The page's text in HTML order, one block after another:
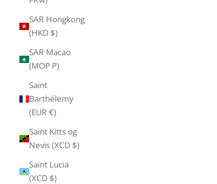
SAR Hongkong
(HKD $)
SAR Macao
(MOP P)
Saint
Barthélemy
(EUR €)
Saint Kitts og
Nevis (XCD $)
Saint Lucia
(XCD $)